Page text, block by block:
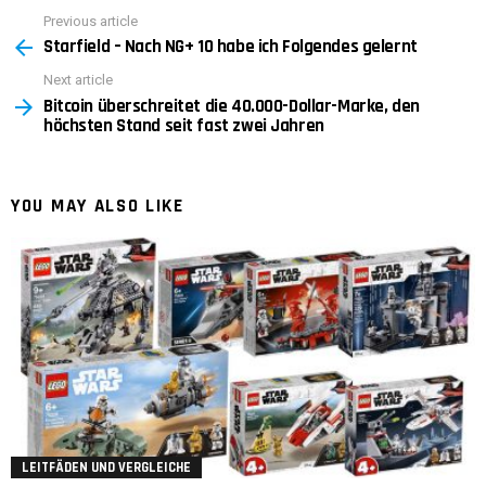
more
Previous article
Starfield – Nach NG+ 10 habe ich Folgendes gelernt
Next article
Bitcoin überschreitet die 40.000-Dollar-Marke, den
höchsten Stand seit fast zwei Jahren
YOU MAY ALSO LIKE
LEITFÄDEN UND VERGLEICHE